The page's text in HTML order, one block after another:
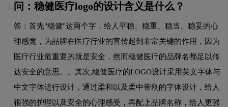
问：稳健医疗logo的设计含义是什么？
答：首先"稳健"这两个字，给人平稳、稳重、稳当、稳妥的心
理感觉，为品牌在医疗行业的宣传起到非常关键的作用，因为
医疗行业最重要的就是安全，然而稳健医疗的品牌名都足以传
达安全的意思。。其次,稳健医疗的LOGO设计采用英文字体与
中文字体进行设计，通过柔和以及柔中带刚的字体设计，给人
很强的护理以及安全的心理感受，再配上品牌名称，给人更强